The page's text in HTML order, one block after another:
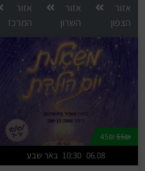
אזור
הצפון
אזור
השרון
אזור
המרכז
55₪
באר שבע 10:30 06.08